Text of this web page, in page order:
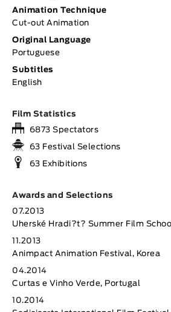
Animation Technique
Cut-out Animation
Original Language
Portuguese
Subtitles
English
Film Statistics
6873 Spectators
63 Festival Selections
63 Exhibitions
Awards and Selections
07.2013
Uherské Hradi?t? Summer Film
11.2013
Animpact Animation Festival, Korea
04.2014
Curtas e Vinho Verde, Portugal
10.2014